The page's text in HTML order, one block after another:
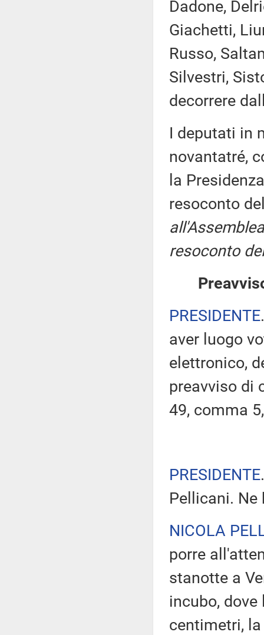
Dadone,
Giachetti,
Russo,
Silvestri,
decorrere
I deputati in
novantatré,
la
resoconto
resoconto
PRESIDENTE
aver luogo
elettronico,
preavviso di
49, comma
PRESIDENTE
Pellicani.
NICOLA
porre
stanotte a
incubo,
centimetri,